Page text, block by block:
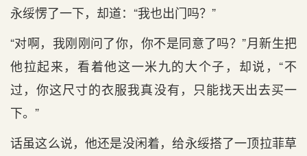
永绥愣了一下，却道：“我也出门吗？”
“对啊，我刚刚问了你，你不是同意了吗？”月新生把
他拉起来，看着他这一米九的大个子，却说，“不
过，你这尺寸的衣服我真没有，只能找天出去买一
下。”
话虽这么说，他还是没闲着，给永绥搭了一顶拉菲草